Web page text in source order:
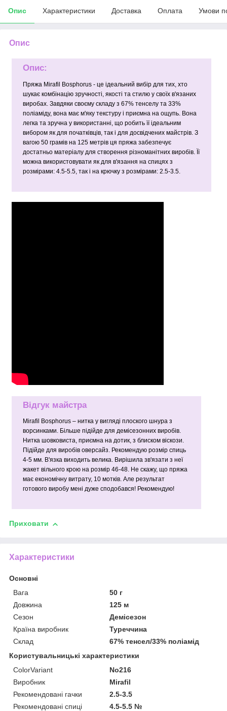
Опис Характеристики Доставка Оплата Умови
Опис
Опис:
Пряжа Mirafil Bosphorus - це ідеальний вибір для тих, хто
шукає комбінацію зручності, якості та стилю у своїх в'язаних
виробах. Завдяки своєму складу з 67% тенселу та 33%
поліаміду, вона має м'яку текстуру і приємна на ощупь. Вона
легка та зручна у використанні, що робить її ідеальним
вибором як для початківців, так і для досвідчених майстрів. З
вагою 50 грамів на 125 метрів ця пряжа забезпечує
достатньо матеріалу для створення різноманітних виробів. Її
можна використовувати як для в'язання на спицях з
розмірами: 4.5-5.5, так і на крючку з розмірами: 2.5-3.5.
Відгук майстра
Mirafil Bosphorus – нитка у вигляді плоского шнура з
ворсинками. Більше підійде для демісезонних виробів.
Нитка шовковиста, приємна на дотик, з блиском віскози.
Підійде для виробів оверсайз. Рекомендую розмір спиць
4-5 мм. В'язка виходить велика. Вирішила зв'язати з неї
жакет вільного крою на розмір 46-48. Не скажу, що пряжа
має економічну витрату, 10 мотків. Але результат
готового виробу мені дуже сподобався! Рекомендую!
Приховати
Характеристики
Основні
Вага
50 г
Довжина
125 м
Сезон
Демісезон
Країна виробник
Туреччина
Склад
67% тенсел/33% поліамід
Користувальницькі характеристики
ColorVariant
No216
Виробник
Mirafil
Рекомендовані гачки
2.5-3.5
Рекомендовані спиці
4.5-5.5 №